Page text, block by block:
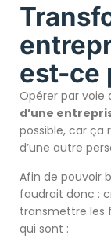
est-ce
Opérer par
d’une
possible, car ça
d’une autre
Afin de pouvoir
faudrait donc :
transmettre les
qui sont :